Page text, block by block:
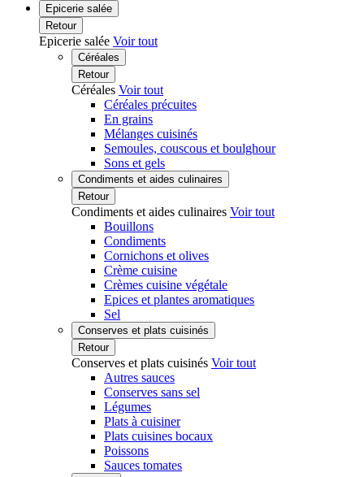
Epicerie salée
Retour
Epicerie salée Voir tout
Céréales
Retour
Céréales Voir tout
Céréales précuites
En grains
Mélanges cuisinés
Semoules, couscous et boulghour
Sons et gels
Condiments et aides culinaires
Retour
Condiments et aides culinaires Voir tout
Bouillons
Condiments
Cornichons et olives
Crème cuisine
Crèmes cuisine végétale
Epices et plantes aromatiques
Sel
Conserves et plats cuisinés
Retour
Conserves et plats cuisinés Voir tout
Autres sauces
Conserves sans sel
Légumes
Plats à cuisiner
Plats cuisines bocaux
Poissons
Sauces tomates